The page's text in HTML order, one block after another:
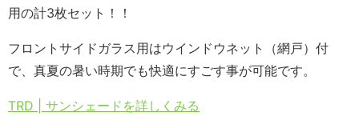
用の計3枚セット！！
フロントサイドガラス用はウインドウネット（網戸）付
で、真夏の暑い時期でも快適にすごす事が可能です。
TRD | サンシェードを詳しくみる